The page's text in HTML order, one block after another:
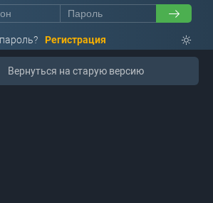
Регистрация
Вернуться на старую версию